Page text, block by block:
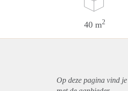
40 m2
Op deze pagina vind